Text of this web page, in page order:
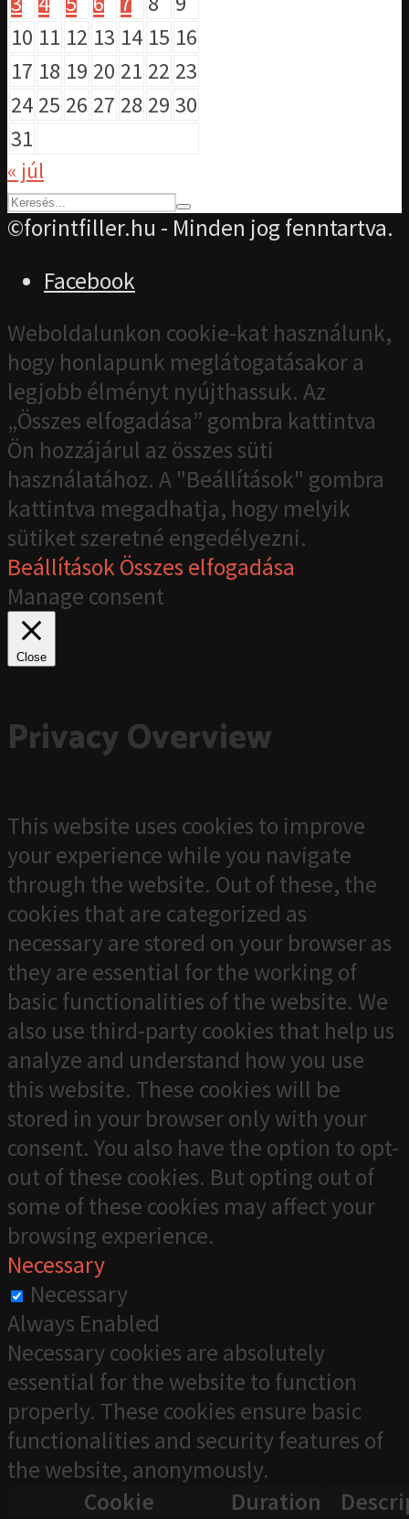
10 11 12 13 14 15 16
17 18 19 20 21 22 23
24 25 26 27 28 29 30
31
« júl
©forintfiller.hu - Minden jog fenntartva.
Facebook
Weboldalunkon cookie-kat használunk,
hogy honlapunk meglátogatásakor a
legjobb élményt nyújthassuk. Az
„Összes elfogadása” gombra kattintva
Ön hozzájárul az összes süti
használatához. A "Beállítások" gombra
kattintva megadhatja, hogy melyik
sütiket szeretné engedélyezni.
BeállításokÖsszes elfogadása
Manage consent
Close
Privacy Overview
This website uses cookies to improve
your experience while you navigate
through the website. Out of these, the
cookies that are categorized as
necessary are stored on your browser as
they are essential for the working of
basic functionalities of the website. We
also use third-party cookies that help us
analyze and understand how you use
this website. These cookies will be
stored in your browser only with your
consent. You also have the option to opt-
out of these cookies. But opting out of
some of these cookies may affect your
browsing experience.
Necessary
Necessary
Always Enabled
Necessary cookies are absolutely
essential for the website to function
properly. These cookies ensure basic
functionalities and security features of
the website, anonymously.
Cookie
Duration